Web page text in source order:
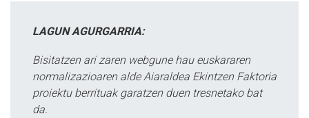
LAGUN AGURGARRIA:
Bisitatzen ari zaren webgune hau euskararen
normalizazioaren alde Aiaraldea Ekintzen Faktoria
proiektu berrituak garatzen duen tresnetako bat
da.